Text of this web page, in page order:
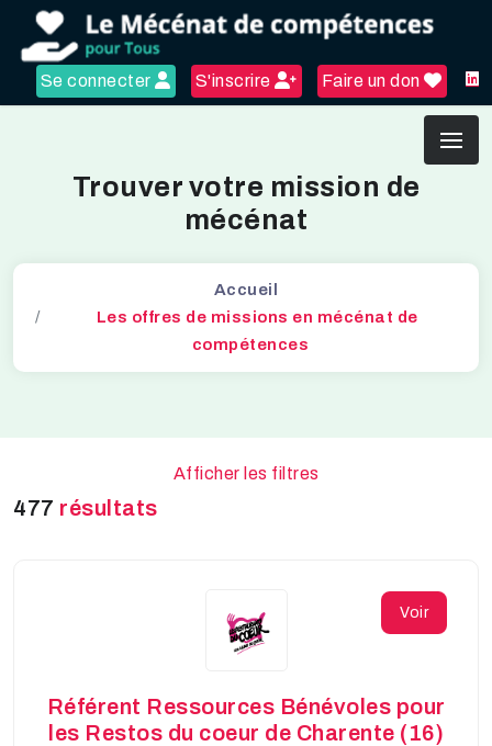
Se connecter S'inscrire Faire un don
Trouver votre mission de
mécénat
Accueil
Les offres de missions en mécénat de
compétences
Afficher les filtres
477 résultats
Voir
Référent Ressources Bénévoles pour
les Restos du coeur de Charente (16)